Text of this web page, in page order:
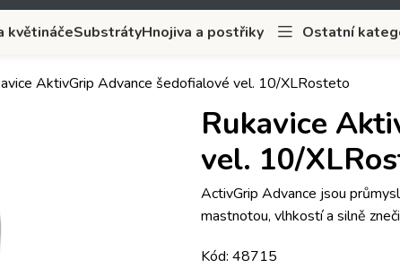
květináčeSubstrátyHnojiva a postřiky Ostatní
AktivGrip Advance šedofialové vel. 10/XLRosteto
Rukavice
vel. 10/
ActivGrip Advance jsou
mastnotou, vlhkostí a silně
Kód: 48715